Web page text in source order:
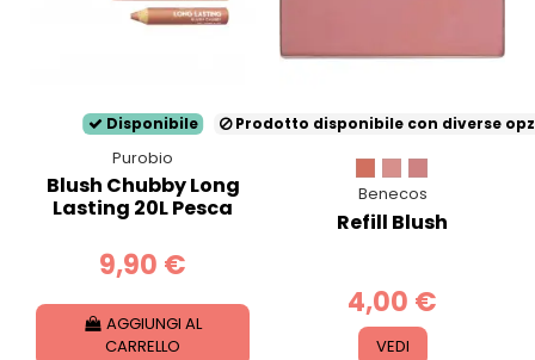
Disponibile
Purobio
Blush Chubby Long
Lasting 20L Pesca
9,90 €
AGGIUNGI AL
CARRELLO
Prodotto disponibile con diverse
Benecos
Refill Blush
4,00 €
VEDI